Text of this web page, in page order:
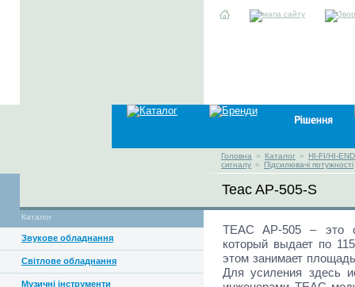
Головна » Каталог »
HI-FI/HI-
сигналу » Підсилювачі потужності
Teac AP-505-S
Каталог
Звукове обладнання
Світлове обладнання
Музичні інструменти
TEAC AP-505 – это
который выдает по
этом занимает
Для усиления здесь